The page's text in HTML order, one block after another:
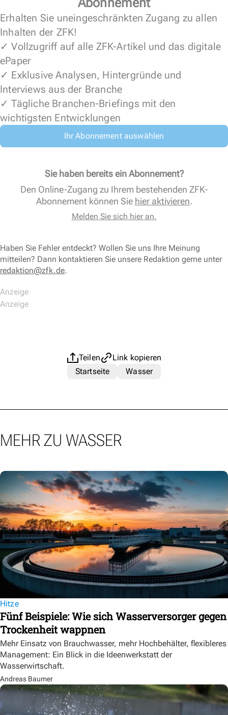
Erhalten Sie uneingeschränkten Zugang zu allen
Inhalten der ZFK!
✓ Vollzugriff auf alle ZFK-Artikel und das digitale
ePaper
✓ Exklusive Analysen, Hintergründe und
Interviews aus der Branche
✓ Tägliche Branchen-Briefings mit den
wichtigsten Entwicklungen
Ihr Abonnement auswählen
Sie haben bereits ein Abonnement?
Den Online-Zugang zu Ihrem bestehenden ZFK-
Abonnement können Sie hier aktivieren.
Melden Sie sich hier an.
Haben Sie Fehler entdeckt? Wollen Sie uns Ihre Meinung
mitteilen? Dann kontaktieren Sie unsere Redaktion gerne unter
redaktion@zfk.de.
Teilen
Link kopieren
Startseite
Wasser
MEHR ZU WASSER
Hitze
Fünf Beispiele: Wie sich Wasserversorger gegen
Trockenheit wappnen
Mehr Einsatz von Brauchwasser, mehr Hochbehälter, flexibleres
Management: Ein Blick in die Ideenwerkstatt der
Wasserwirtschaft.
Andreas Baumer